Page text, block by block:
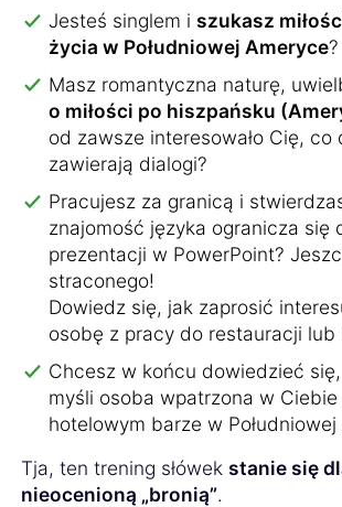
Jesteś singlem i szukasz
życia w Południowej Ameryce?
Masz romantyczna naturę,
o miłości po hiszpańsku
od zawsze interesowało Cię, co
zawierają dialogi?
Pracujesz za granicą i
znajomość języka ogranicza się
prezentacji w PowerPoint?
straconego!
Dowiedz się, jak zaprosić
osobę z pracy do restauracji lub
Chcesz w końcu dowiedzieć
myśli osoba wpatrzona w Ciebie
hotelowym barze w Południowej
Tja, ten trening słówek stanie się
nieocenioną „bronią”.